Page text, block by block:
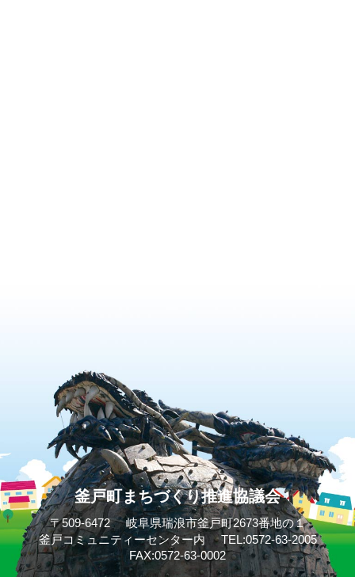
釜戸町まちづくり推進協議会
〒509-6472
岐阜県瑞浪市釜戸町2673番地の１
釜戸コミュニティーセンター内
TEL:0572-63-2005
FAX:0572-63-0002